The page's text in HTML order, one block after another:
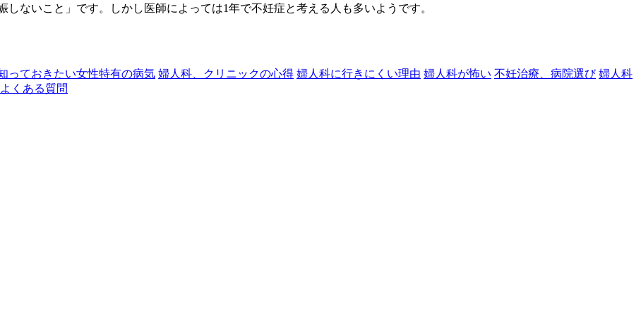
ないこと」です。しかし医師によっては1年で不妊症と考える人も多いようです。
っておきたい女性特有の病気 婦人科、クリニックの心得 婦人科に行きにくい理由 婦人科が怖い 不妊治療、病院選び 婦人科
くある質問